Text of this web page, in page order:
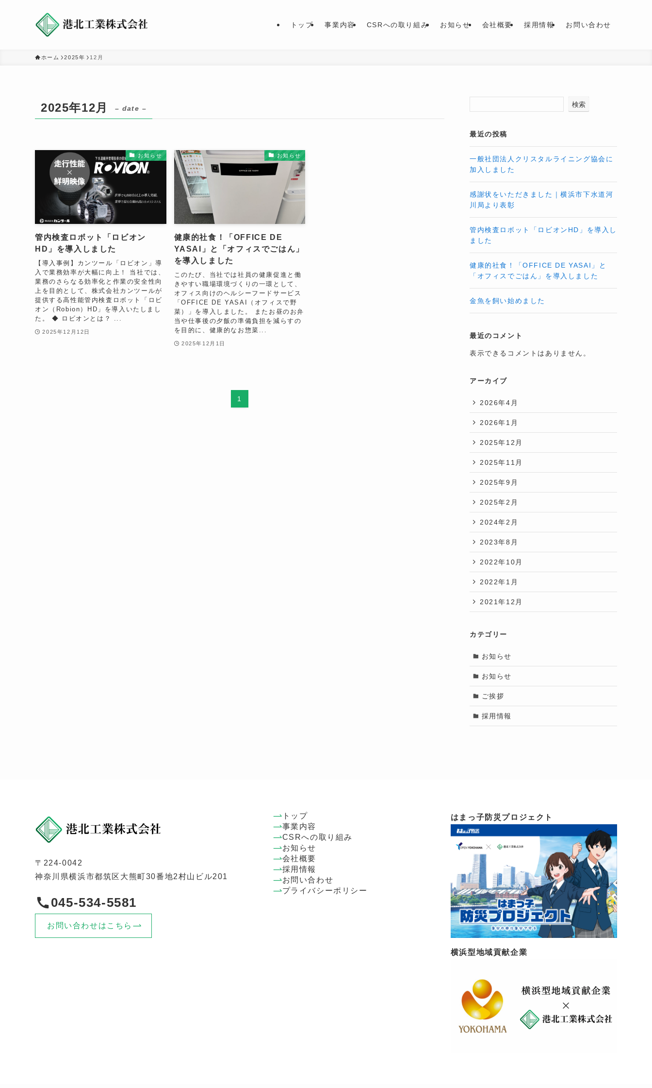
トップ 事業内容 CSRへの取り組み お知らせ 会社概要 採用情報 お問い合わせ
ホーム 2025年 12月
2025年12月 – date –
お知らせ
管内検査ロボット「ロビオン
HD」を導入しました
【導入事例】カンツール「ロビオン」導
入で業務効率が大幅に向上！ 当社では、
業務のさらなる効率化と作業の安全性向
上を目的として、株式会社カンツールが
提供する高性能管内検査ロボット「ロビ
オン（Robion）HD」を導入いたしまし
た。 ◆ ロビオンとは？ ...
2025年12月12日
お知らせ
健康的社食！「OFFICE DE
YASAI」と「オフィスでごはん」
を導入しました
このたび、当社では社員の健康促進と働
きやすい職場環境づくりの一環として、
オフィス向けのヘルシーフードサービス
「OFFICE DE YASAI（オフィスで野
菜）」を導入しました。 またお昼のお弁
当や仕事後の夕飯の準備負担を減らすの
を目的に、健康的なお惣菜...
2025年12月1日
1
検索
最近の投稿
一般社団法人クリスタルライニング協会に
加入しました
感謝状をいただきました｜横浜市下水道河
川局より表彰
管内検査ロボット「ロビオンHD」を導入し
ました
健康的社食！「OFFICE DE YASAI」と
「オフィスでごはん」を導入しました
金魚を飼い始めました
最近のコメント
表示できるコメントはありません。
アーカイブ
2026年4月
2026年1月
2025年12月
2025年11月
2025年9月
2025年2月
2024年2月
2023年8月
2022年10月
2022年1月
2021年12月
カテゴリー
お知らせ
お知らせ
ご挨拶
採用情報
〒224-0042
神奈川県横浜市都筑区大熊町30番地2村山ビル201
045-534-5581
お問い合わせはこちら
トップ
事業内容
CSRへの取り組み
お知らせ
会社概要
採用情報
お問い合わせ
プライバシーポリシー
はまっ子防災プロジェクト
横浜型地域貢献企業